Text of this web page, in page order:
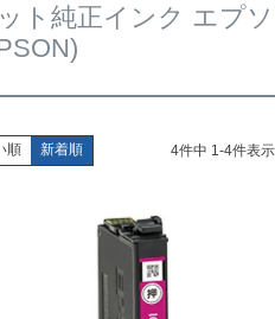
ト純正インク エプソ
順 新着順 4件中 1-4件表示